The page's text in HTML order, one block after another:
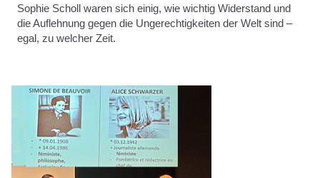
Sophie Scholl waren sich einig, wie wichtig Widerstand und
die Auflehnung gegen die Ungerechtigkeiten der Welt sind –
egal, zu welcher Zeit.